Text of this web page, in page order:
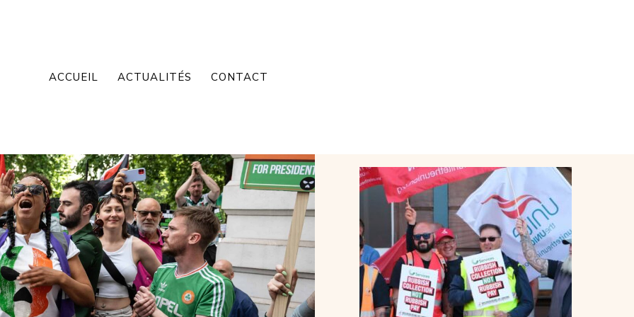
ACCUEIL ACTUALITÉS CONTACT